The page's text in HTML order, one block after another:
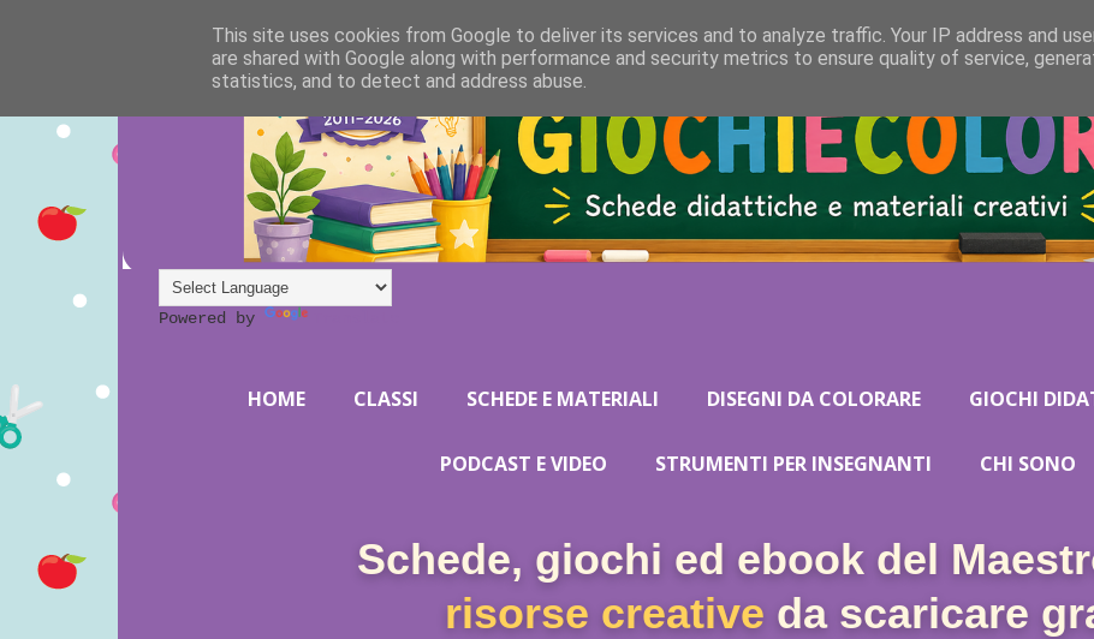
Powered by
HOME CLASSI SCHEDE E MATERIALI DISEGNI DA COLORARE GIOCHI
PODCAST E VIDEO STRUMENTI PER INSEGNANTI CHI SONO
Schede, giochi ed ebook del
risorse creative da scaricare
This site uses cookies from Google to deliver its services and to analyze traffic. Your IP address and
are shared with Google along with performance and security metrics to ensure quality of service,
statistics, and to detect and address abuse.